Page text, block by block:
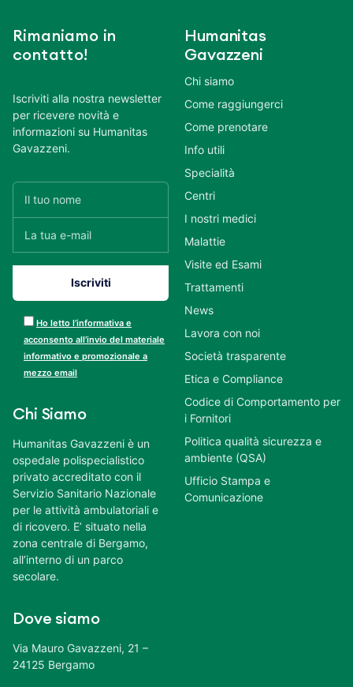
Rimaniamo in
contatto!
Iscriviti alla nostra newsletter
per ricevere novità e
informazioni su Humanitas
Gavazzeni.
Ho letto l’informativa e
acconsento all’invio del materiale
informativo e promozionale a
mezzo email
Chi Siamo
Humanitas Gavazzeni è un
ospedale polispecialistico
privato accreditato con il
Servizio Sanitario Nazionale
per le attività ambulatoriali e
di ricovero. E’ situato nella
zona centrale di Bergamo,
all’interno di un parco
secolare.
Dove siamo
Via Mauro Gavazzeni, 21 –
24125 Bergamo
Humanitas
Gavazzeni
Chi siamo
Come raggiungerci
Come prenotare
Info utili
Specialità
Centri
I nostri medici
Malattie
Visite ed Esami
Trattamenti
News
Lavora con noi
Società trasparente
Etica e Compliance
Codice di Comportamento per
i Fornitori
Politica qualità sicurezza e
ambiente (QSA)
Ufficio Stampa e
Comunicazione